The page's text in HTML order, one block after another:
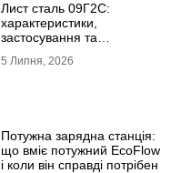
Лист сталь 09Г2С:
характеристики,
застосування та
10ХСНД
5 Липня, 2026
Потужна зарядна станція:
що вміє потужний EcoFlow
і коли він справді потрібен